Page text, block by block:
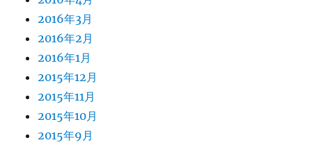
2016年3月
2016年2月
2016年1月
2015年12月
2015年11月
2015年10月
2015年9月